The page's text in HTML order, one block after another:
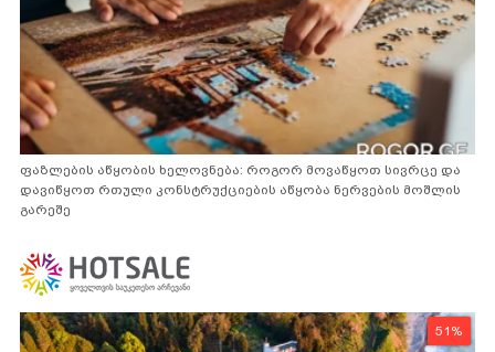
ფაზლების აწყობის ხელოვნება: როგორ მოვაწყოთ სივრცე და
დავიწყოთ რთული კონსტრუქციების აწყობა ნერვების მოშლის
გარეშე
51%